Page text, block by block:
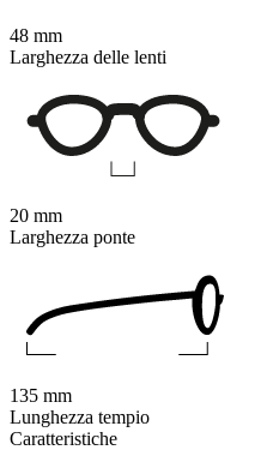
Caratteristiche
48 mm
Larghezza delle lenti
20 mm
Larghezza ponte
135 mm
Lunghezza tempio